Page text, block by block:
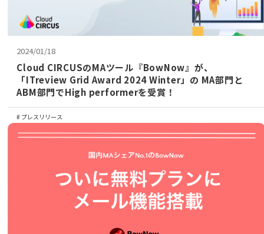
2024/01/18
Cloud CIRCUSのMAツール『BowNow』が、
「ITreview Grid Award 2024 Winter」の MA部⾨と
ABM部⾨でHigh performerを受賞！
プレスリリース